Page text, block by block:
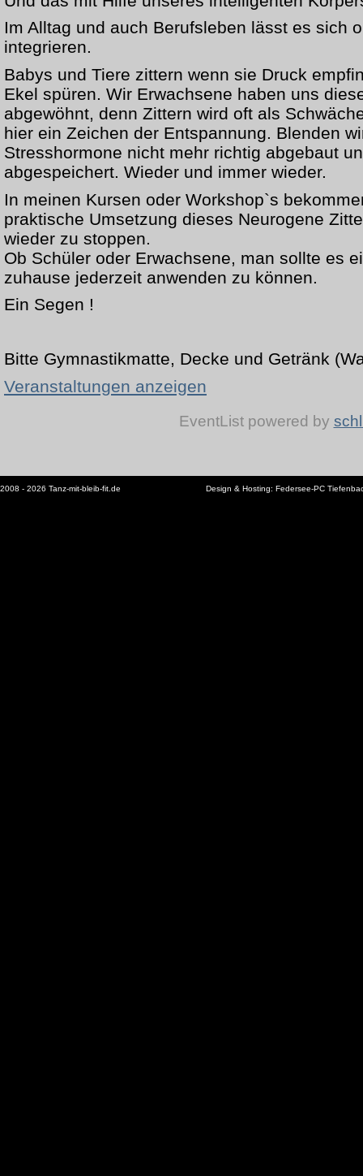
Im Alltag und auch Berufsleben lässt es sich
integrieren.
Babys und Tiere zittern wenn sie Druck
Ekel spüren. Wir Erwachsene haben uns
abgewöhnt, denn Zittern wird oft als
hier ein Zeichen der Entspannung. Blenden
Stresshormone nicht mehr richtig abgebaut
abgespeichert. Wieder und immer wieder.
In meinen Kursen oder Workshop`s
praktische Umsetzung dieses Neurogene
wieder zu stoppen.
Ob Schüler oder Erwachsene, man sollte es
zuhause jederzeit anwenden zu können.
Ein Segen !
Bitte Gymnastikmatte, Decke und Getränk
Veranstaltungen anzeigen
EventList powered by
- 2026 Tanz-mit-bleib-fit.de Design & Hosting: Federsee-PC